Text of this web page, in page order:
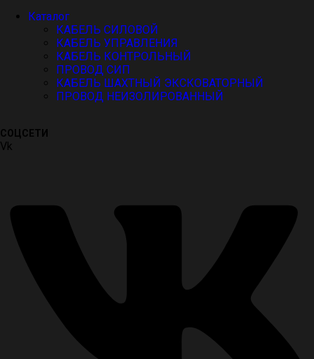
Каталог
КАБЕЛЬ СИЛОВОЙ
КАБЕЛЬ УПРАВЛЕНИЯ
КАБЕЛЬ КОНТРОЛЬНЫЙ
ПРОВОД СИП
КАБЕЛЬ ШАХТНЫЙ ЭКСКОВАТОРНЫЙ
ПРОВОД НЕИЗОЛИРОВАННЫЙ
СОЦСЕТИ
Vk